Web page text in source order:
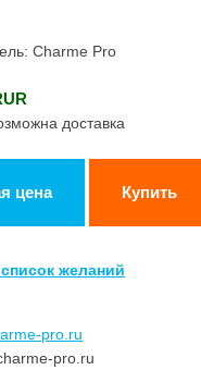
Charme Pro
доставка
цена Купить
желаний
pro.ru
pro.ru